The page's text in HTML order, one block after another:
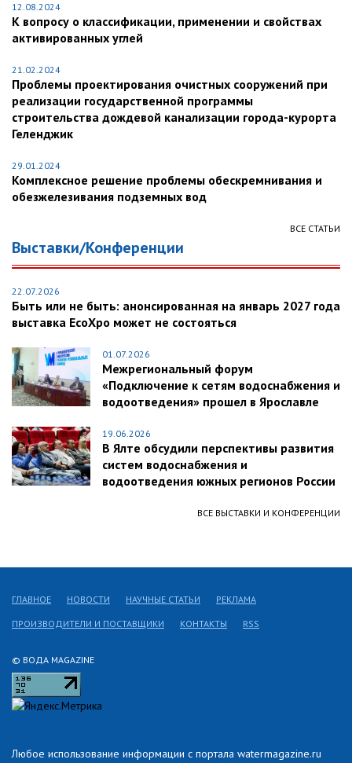
12.08.2024
К вопросу о классификации, применении и свойствах
активированных углей
21.02.2024
Проблемы проектирования очистных сооружений при
реализации государственной программы
строительства дождевой канализации города-курорта
Геленджик
29.01.2024
Комплексное решение проблемы обескремнивания и
обезжелезивания подземных вод
ВСЕ СТАТЬИ
Выставки/Конференции
22.07.2026
Быть или не быть: анонсированная на январь 2027 года
выставка EcoXpo может не состояться
01.07.2026
Межрегиональный форум
«Подключение к сетям водоснабжения и
водоотведения» прошел в Ярославле
19.06.2026
В Ялте обсудили перспективы развития
систем водоснабжения и
водоотведения южных регионов России
ВСЕ ВЫСТАВКИ И КОНФЕРЕНЦИИ
© ВОДА MAGAZINE
Любое использование информации с портала watermagazine.ru
ГЛАВНОЕ НОВОСТИ НАУЧНЫЕ СТАТЬИ РЕКЛАМА
ПРОИЗВОДИТЕЛИ И ПОСТАВЩИКИ КОНТАКТЫ RSS